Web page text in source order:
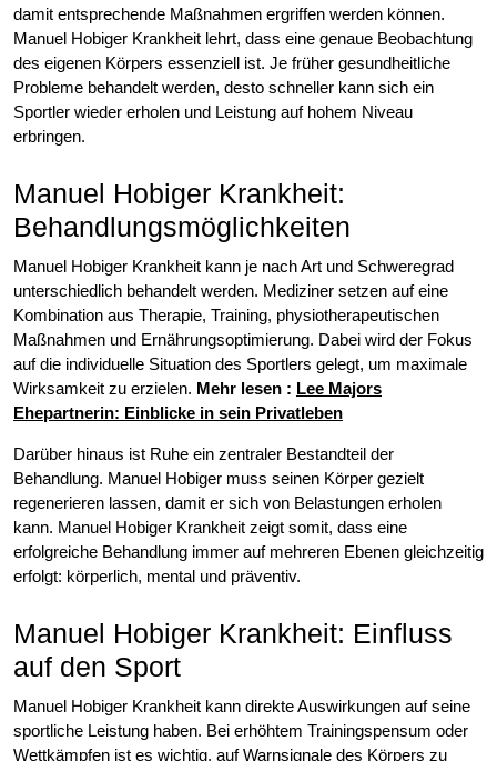
damit entsprechende Maßnahmen ergriffen werden können.
Manuel Hobiger Krankheit lehrt, dass eine genaue Beobachtung
des eigenen Körpers essenziell ist. Je früher gesundheitliche
Probleme behandelt werden, desto schneller kann sich ein
Sportler wieder erholen und Leistung auf hohem Niveau
erbringen.
Manuel Hobiger Krankheit:
Behandlungsmöglichkeiten
Manuel Hobiger Krankheit kann je nach Art und Schweregrad
unterschiedlich behandelt werden. Mediziner setzen auf eine
Kombination aus Therapie, Training, physiotherapeutischen
Maßnahmen und Ernährungsoptimierung. Dabei wird der Fokus
auf die individuelle Situation des Sportlers gelegt, um maximale
Wirksamkeit zu erzielen. Mehr lesen : Lee Majors
Ehepartnerin: Einblicke in sein Privatleben
Darüber hinaus ist Ruhe ein zentraler Bestandteil der
Behandlung. Manuel Hobiger muss seinen Körper gezielt
regenerieren lassen, damit er sich von Belastungen erholen
kann. Manuel Hobiger Krankheit zeigt somit, dass eine
erfolgreiche Behandlung immer auf mehreren Ebenen gleichzeitig
erfolgt: körperlich, mental und präventiv.
Manuel Hobiger Krankheit: Einfluss
auf den Sport
Manuel Hobiger Krankheit kann direkte Auswirkungen auf seine
sportliche Leistung haben. Bei erhöhtem Trainingspensum oder
Wettkämpfen ist es wichtig, auf Warnsignale des Körpers zu